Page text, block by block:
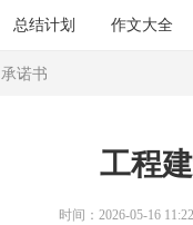
总结计划 作文大全
承诺书
工程
时间：2026-05-16